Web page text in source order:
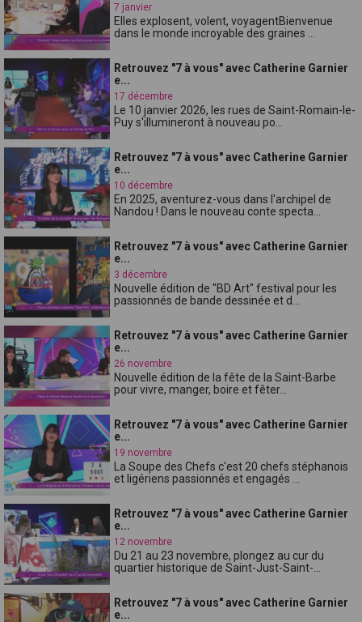
7 janvier
Elles explosent, volent, voyagentBienvenue
dans le monde incroyable des graines ...
Retrouvez "7 à vous" avec Catherine Garnier
e...
17 décembre
Le 10 janvier 2026, les rues de Saint-Romain-le-
Puy s'illumineront à nouveau po...
Retrouvez "7 à vous" avec Catherine Garnier
e...
10 décembre
En 2025, aventurez-vous dans l'archipel de
Nandou ! Dans le nouveau conte specta...
Retrouvez "7 à vous" avec Catherine Garnier
e...
3 décembre
Nouvelle édition de "BD Art" festival pour les
passionnés de bande dessinée et d...
Retrouvez "7 à vous" avec Catherine Garnier
e...
26 novembre
Nouvelle édition de la fête de la Saint-Barbe
pour vivre, manger, boire et fêter...
Retrouvez "7 à vous" avec Catherine Garnier
e...
19 novembre
La Soupe des Chefs c'est 20 chefs stéphanois
et ligériens passionnés et engagés ...
Retrouvez "7 à vous" avec Catherine Garnier
e...
12 novembre
Du 21 au 23 novembre, plongez au cur du
quartier historique de Saint-Just-Saint-...
Retrouvez "7 à vous" avec Catherine Garnier
e...